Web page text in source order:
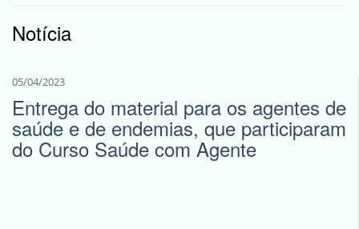
Notícia
05/04/2023
Entrega do material para os agentes de
saúde e de endemias, que participaram
do Curso Saúde com Agente